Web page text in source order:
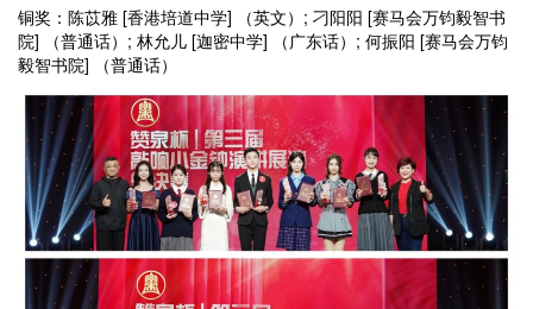
铜奖：陈苡雅 [香港培道中学] （英文）; 刁阳阳 [赛马会万钧毅智书
院] （普通话）; 林允儿 [迦密中学] （广东话）; 何振阳 [赛马会万钧
毅智书院] （普通话）